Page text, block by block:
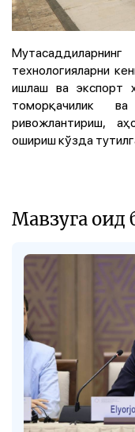
технологияларни
ишлаш ва экспорт
томорқачилик
ривожлантириш,
ошириш кўзда
Мавзуга оид